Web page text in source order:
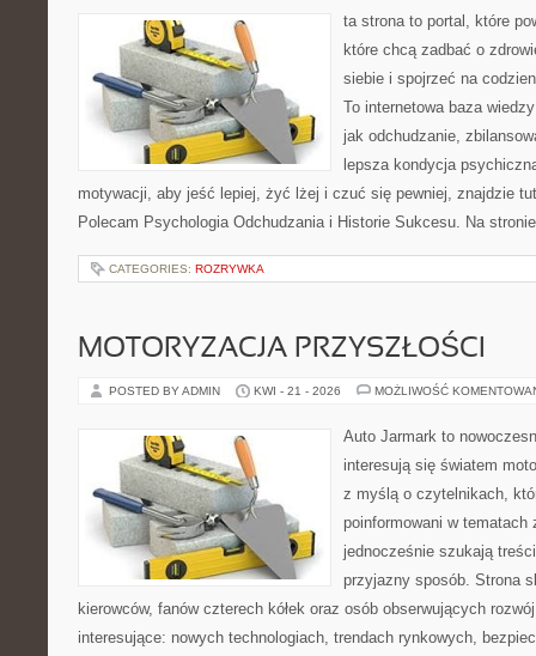
ta strona to portal, które
które chcą zadbać o
siebie i spojrzeć na
To internetowa baza
jak odchudzanie,
lepsza kondycja
motywacji, aby jeść lepiej, żyć lżej i czuć się pewniej, znajdzie
Polecam Psychologia Odchudzania i Historie Sukcesu. Na
CATEGORIES: ROZRYWKA
MOTORYZACJA PRZYSZŁOŚCI
POSTED BY ADMIN KWI - 21 - 2026 MOŻLIWOŚĆ
Auto Jarmark to
interesują się światem
z myślą o czytelnikach,
poinformowani w
jednocześnie szukają
przyjazny sposób. Strona
kierowców, fanów czterech kółek oraz osób obserwujących
interesujące: nowych technologiach, trendach rynkowych,